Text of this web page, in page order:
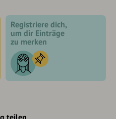
Registriere dich,
um dir Einträge
zu merken
teilen